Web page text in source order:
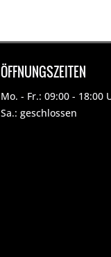
ÖFFNUNGSZEITEN
Mo. - Fr.: 09:00 - 18:00
Sa.: geschlossen